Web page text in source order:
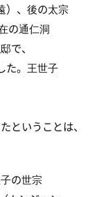
）、後の太宗
の通仁洞
で、
た。王世子
ということは、
の世宗